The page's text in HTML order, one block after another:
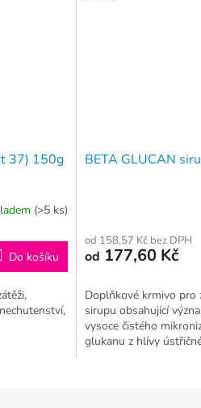
37) 150g
(>5 ks)
Do košíku
BETA GLUCAN
od 158,57 Kč bez DPH
od 177,60 Kč
Doplňkové krmivo pro
sirupu obsahující
vysoce čistého
glukanu z hlívy